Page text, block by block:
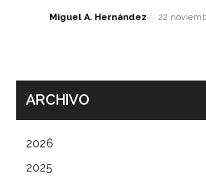
Miguel A. Hernández - 22
ARCHIVO
2026
2025